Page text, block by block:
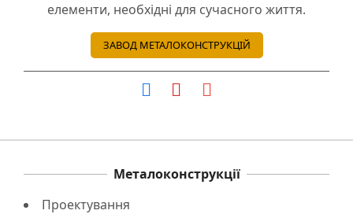
елементи, необхідні для сучасного життя.
ЗАВОД МЕТАЛОКОНСТРУКЦІЙ
Металоконструкції
Проектування